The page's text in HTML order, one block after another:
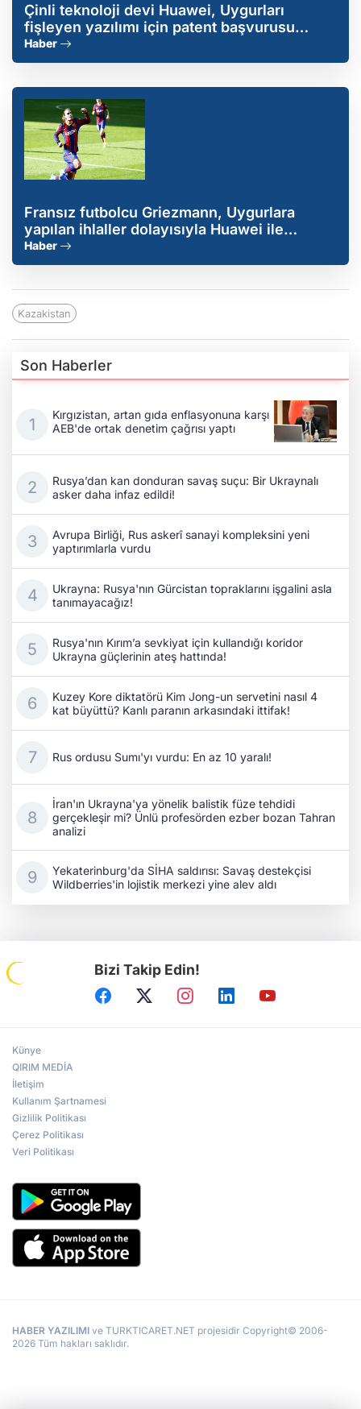
Çinli teknoloji devi Huawei, Uygurları
fişleyen yazılımı için patent başvurusu
yaptı!
Haber
Fransız futbolcu Griezmann, Uygurlara
yapılan ihlaller dolayısıyla Huawei ile
yollarını ayırdı
Haber
Kazakistan
Son Haberler
Kırgızistan, artan gıda enflasyonuna karşı
AEB'de ortak denetim çağrısı yaptı
Rusya’dan kan donduran savaş suçu: Bir Ukraynalı
asker daha infaz edildi!
Avrupa Birliği, Rus askerî sanayi kompleksini yeni
yaptırımlarla vurdu
Ukrayna: Rusya'nın Gürcistan topraklarını işgalini asla
tanımayacağız!
Rusya'nın Kırım’a sevkiyat için kullandığı koridor
Ukrayna güçlerinin ateş hattında!
Kuzey Kore diktatörü Kim Jong-un servetini nasıl 4
kat büyüttü? Kanlı paranın arkasındaki ittifak!
Rus ordusu Sumı'yı vurdu: En az 10 yaralı!
İran'ın Ukrayna'ya yönelik balistik füze tehdidi
gerçekleşir mi? Ünlü profesörden ezber bozan Tahran
analizi
Yekaterinburg'da SİHA saldırısı: Savaş destekçisi
Wildberries'in lojistik merkezi yine alev aldı
Bizi Takip Edin!
Künye
QIRIM MEDİA
İletişim
Kullanım Şartnamesi
Gizlilik Politikası
Çerez Politikası
Veri Politikası
HABER YAZILIMI ve TURKTICARET.NET projesidir Copyright© 2006-
2026 Tüm hakları saklıdır.